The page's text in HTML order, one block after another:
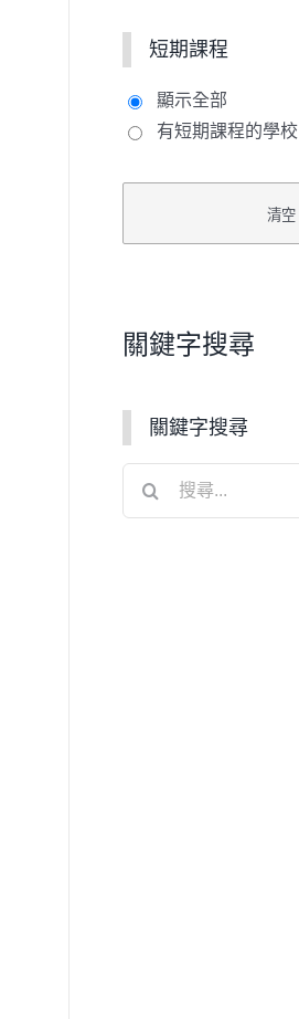
短期課程
顯示全部
有短期課程的學校
關鍵字搜尋
關鍵字搜尋